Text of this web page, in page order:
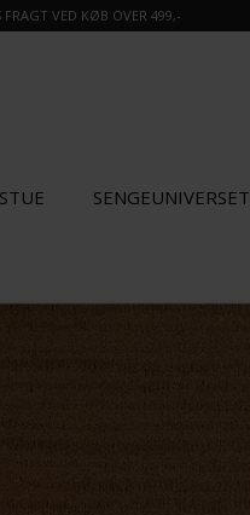
FRAGT VED KØB OVER 499,-
SENGEUNIVERSET